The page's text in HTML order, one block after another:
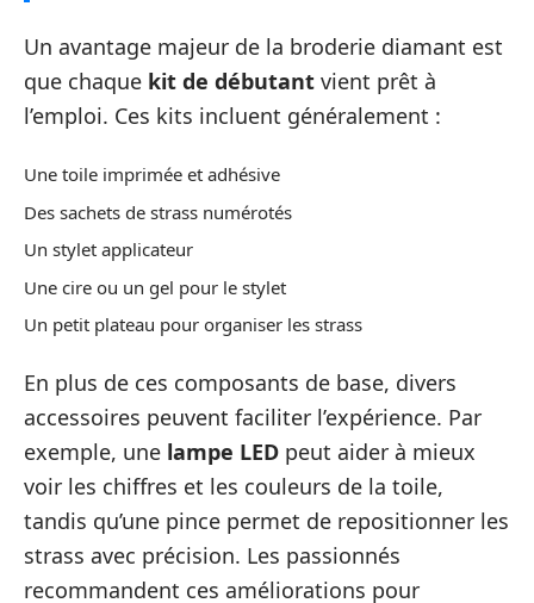
Un avantage majeur de la broderie diamant est
que chaque kit de débutant vient prêt à
l’emploi. Ces kits incluent généralement :
Une toile imprimée et adhésive
Des sachets de strass numérotés
Un stylet applicateur
Une cire ou un gel pour le stylet
Un petit plateau pour organiser les strass
En plus de ces composants de base, divers
accessoires peuvent faciliter l’expérience. Par
exemple, une lampe LED peut aider à mieux
voir les chiffres et les couleurs de la toile,
tandis qu’une pince permet de repositionner les
strass avec précision. Les passionnés
recommandent ces améliorations pour